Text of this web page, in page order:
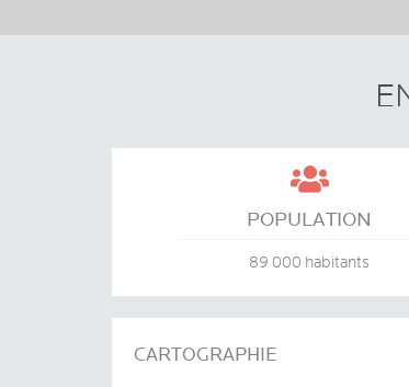

POPULATION
89 000 habitants
CARTOGRAPHIE